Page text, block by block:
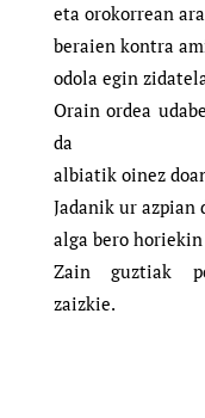
eta orokorrean
beraien kontra
odola egin
Orain ordea
da
albiatik oinez
Jadanik ur azpian
alga bero
Zain guztiak
zaizkie.